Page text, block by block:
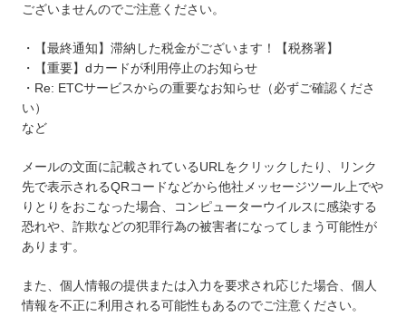
ございませんのでご注意ください。
・【最終通知】滞納した税金がございます！【税務署】
・【重要】dカードが利用停止のお知らせ
・Re: ETCサービスからの重要なお知らせ（必ずご確認くださ
い）
など
メールの文面に記載されているURLをクリックしたり、リンク
先で表示されるQRコードなどから他社メッセージツール上でや
りとりをおこなった場合、コンピューターウイルスに感染する
恐れや、詐欺などの犯罪行為の被害者になってしまう可能性が
あります。
また、個人情報の提供または入力を要求され応じた場合、個人
情報を不正に利用される可能性もあるのでご注意ください。